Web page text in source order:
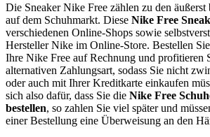
Die Sneaker Nike Free zählen zu den
auf dem Schuhmarkt. Diese Nike Free
verschiedenen Online-Shops sowie
Hersteller Nike im Online-Store. Bestellen
Ihre Nike Free auf Rechnung und profitieren
alternativen Zahlungsart, sodass Sie nicht
oder auch mit Ihrer Kreditkarte einkaufen
sich also dafür, dass Sie die Nike Free
bestellen, so zahlen Sie viel später und
einer Bestellung eine Überweisung an den